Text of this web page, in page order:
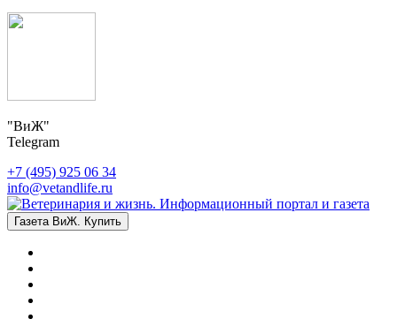
"ВиЖ"
Telegram
+7 (495) 925 06 34
info@vetandlife.ru
Газета ВиЖ. Купить